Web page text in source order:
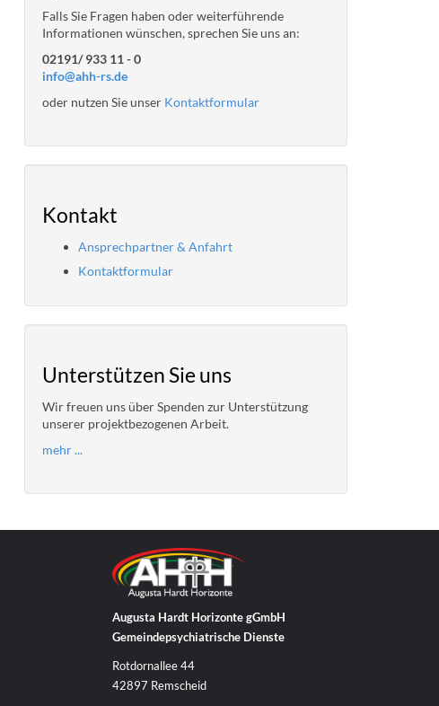
Falls Sie Fragen haben oder weiterführende
Informationen wünschen, sprechen Sie uns an:
02191/ 933 11 - 0
info@ahh-rs.de
oder nutzen Sie unser Kontaktformular
Kontakt
Ansprechpartner & Anfahrt
Kontaktformular
Unterstützen Sie uns
Wir freuen uns über Spenden zur Unterstützung
unserer projektbezogenen Arbeit.
mehr ...
Augusta Hardt Horizonte gGmbH
Gemeindepsychiatrische Dienste
Rotdornallee 44
42897 Remscheid